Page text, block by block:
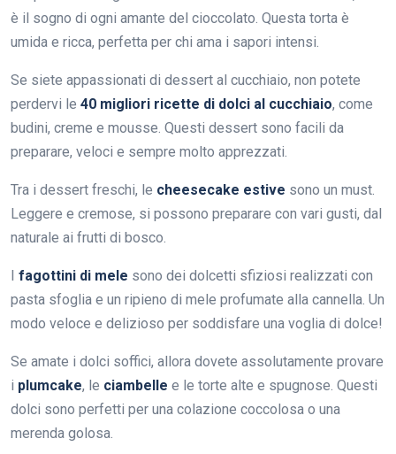
è il sogno di ogni amante del cioccolato. Questa torta è
umida e ricca, perfetta per chi ama i sapori intensi.
Se siete appassionati di dessert al cucchiaio, non potete
perdervi le 40 migliori ricette di dolci al cucchiaio, come
budini, creme e mousse. Questi dessert sono facili da
preparare, veloci e sempre molto apprezzati.
Tra i dessert freschi, le cheesecake estive sono un must.
Leggere e cremose, si possono preparare con vari gusti, dal
naturale ai frutti di bosco.
I fagottini di mele sono dei dolcetti sfiziosi realizzati con
pasta sfoglia e un ripieno di mele profumate alla cannella. Un
modo veloce e delizioso per soddisfare una voglia di dolce!
Se amate i dolci soffici, allora dovete assolutamente provare
i plumcake, le ciambelle e le torte alte e spugnose. Questi
dolci sono perfetti per una colazione coccolosa o una
merenda golosa.